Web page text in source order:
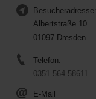
Besucheradresse:
Albertstraße 10
01097 Dresden
Telefon:
0351 564-58611
E-Mail